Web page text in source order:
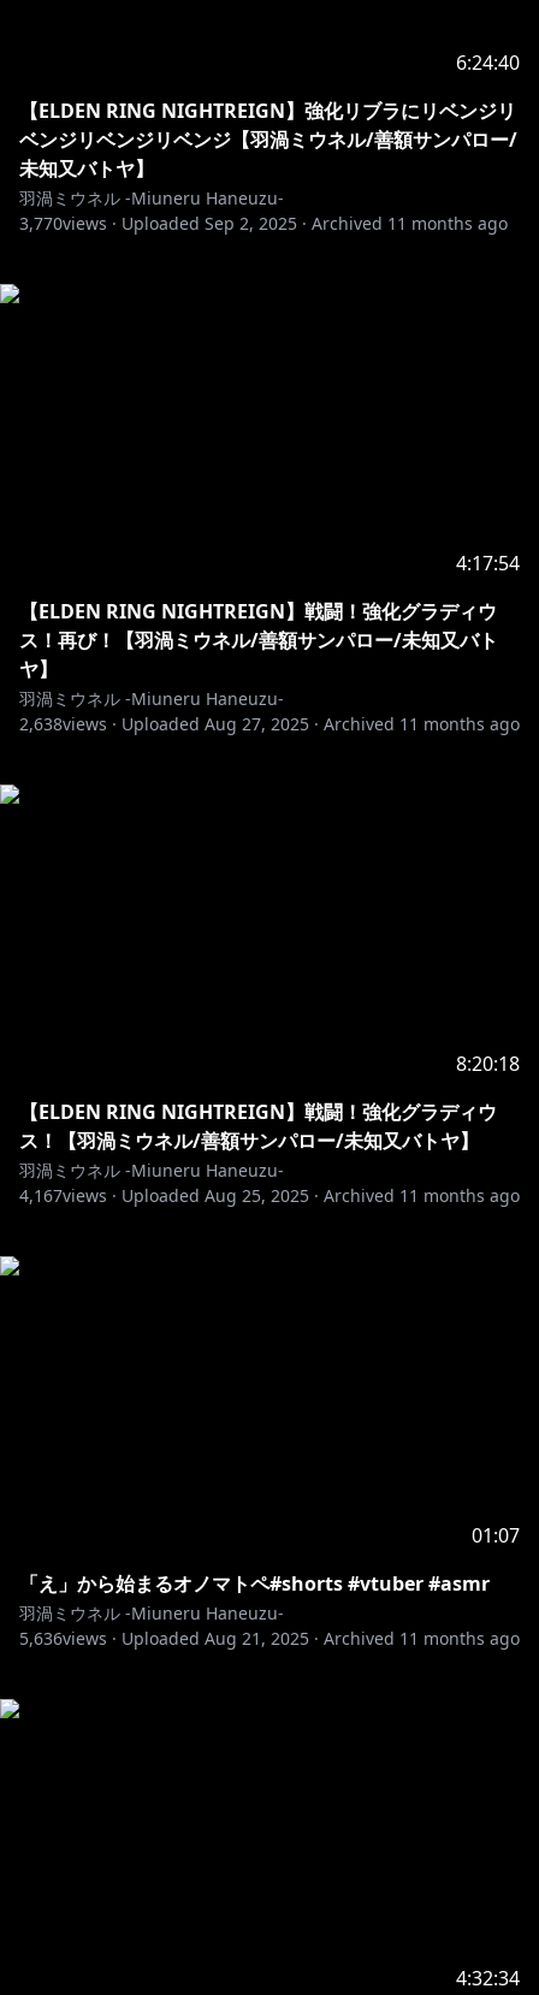
6:24:40
【ELDEN RING NIGHTREIGN】強化リブラにリベンジリ
ベンジリベンジリベンジ【羽渦ミウネル/善額サンパロー/
未知又バトヤ】
羽渦ミウネル -Miuneru Haneuzu-
3,770views · Uploaded Sep 2, 2025 · Archived 11 months ago
4:17:54
【ELDEN RING NIGHTREIGN】戦闘！強化グラディウ
ス！再び！【羽渦ミウネル/善額サンパロー/未知又バト
ヤ】
羽渦ミウネル -Miuneru Haneuzu-
2,638views · Uploaded Aug 27, 2025 · Archived 11 months ago
8:20:18
【ELDEN RING NIGHTREIGN】戦闘！強化グラディウ
ス！【羽渦ミウネル/善額サンパロー/未知又バトヤ】
羽渦ミウネル -Miuneru Haneuzu-
4,167views · Uploaded Aug 25, 2025 · Archived 11 months ago
01:07
「え」から始まるオノマトペ#shorts #vtuber #asmr
羽渦ミウネル -Miuneru Haneuzu-
5,636views · Uploaded Aug 21, 2025 · Archived 11 months ago
4:32:34